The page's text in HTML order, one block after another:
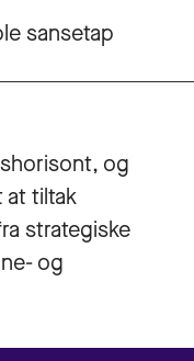
sansetap
og
at tiltak
strategiske
og